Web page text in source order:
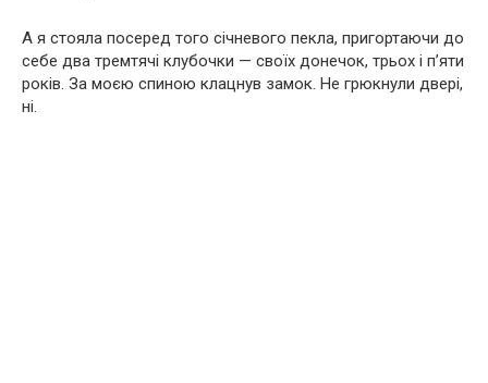
А я стояла посеред того січневого пекла, пригортаючи до
себе два тремтячі клубочки — своїх донечок, трьох і п’яти
років. За моєю спиною клацнув замок. Не грюкнули двері,
ні.